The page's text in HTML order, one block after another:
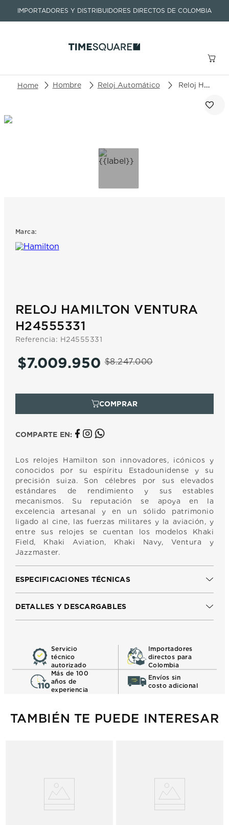
IMPORTADORES Y DISTRIBUIDORES DIRECTOS DE COLOMBIA
Buscar un producto o artículo
Hombre Reloj Automático Reloj Hamilton Ventura H24555331
Marca:
RELOJ HAMILTON VENTURA
H24555331
Referencia: H24555331
$8.247.000
$7.009.950
COMPARTE EN:
Los relojes Hamilton son innovadores, icónicos y
conocidos por su espíritu Estadounidense y su
precisión suiza. Son célebres por sus elevados
estándares de rendimiento y sus estables
mecanismos. Su reputación se apoya en la
excelencia artesanal y en un sólido patrimonio
ligado al cine, las fuerzas militares y la aviación, y
entre sus relojes se cuentan los modelos Khaki
Field, Khaki Aviation, Khaki Navy, Ventura y
Jazzmaster.
ESPECIFICACIONES TÉCNICAS
DETALLES Y DESCARGABLES
Servicio
técnico
autorizado
Importadores
directos para
Colombia
Más de 100
años de
experiencia
Envíos sin
costo adicional
TAMBIÉN TE PUEDE INTERESAR
TÉRMINOS MÁS BUSCADOS
3.